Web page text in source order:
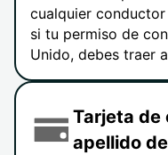
cualquier
si tu permiso de
Unido, debes traer
Tarjeta de
apellido